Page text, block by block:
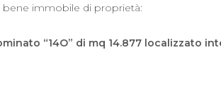
bene immobile di proprietà:
“14O” di mq 14.877 localizzato